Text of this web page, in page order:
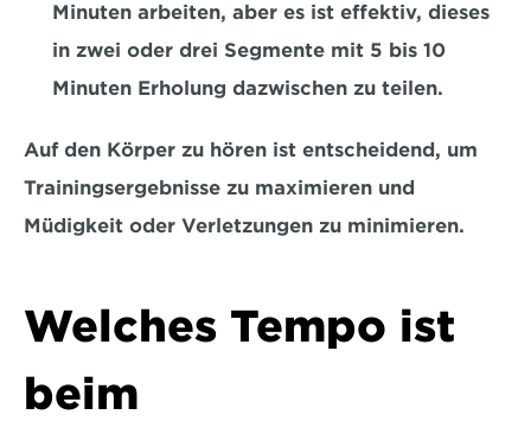
Minuten arbeiten, aber es ist effektiv, dieses
in zwei oder drei Segmente mit 5 bis 10
Minuten Erholung dazwischen zu teilen.
Auf den Körper zu hören ist entscheidend, um
Trainingsergebnisse zu maximieren und
Müdigkeit oder Verletzungen zu minimieren.
Welches Tempo ist
beim